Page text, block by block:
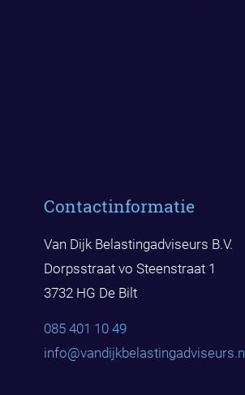
Contactinformatie
Van Dijk Belastingadviseurs B.V.
Dorpsstraat vo Steenstraat 1
3732 HG De Bilt
085 401 10 49
info@vandijkbelastingadviseurs.nl